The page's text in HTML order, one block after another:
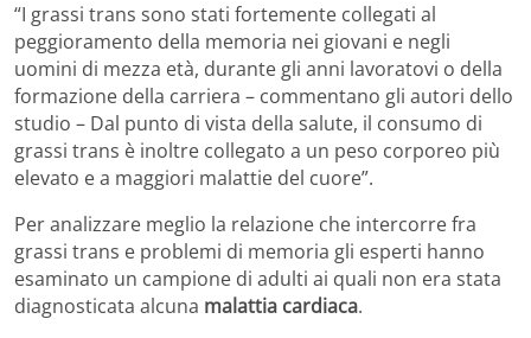
“I grassi trans sono stati fortemente collegati al
peggioramento della memoria nei giovani e negli
uomini di mezza età, durante gli anni lavoratovi o della
formazione della carriera – commentano gli autori dello
studio – Dal punto di vista della salute, il consumo di
grassi trans è inoltre collegato a un peso corporeo più
elevato e a maggiori malattie del cuore”.
Per analizzare meglio la relazione che intercorre fra
grassi trans e problemi di memoria gli esperti hanno
esaminato un campione di adulti ai quali non era stata
diagnosticata alcuna malattia cardiaca.